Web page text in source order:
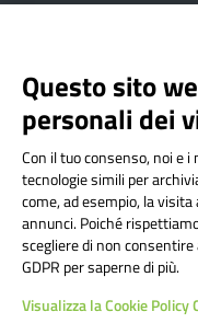
Dichiarazione di
Istituto
Via Cesare Bollea n.
Codice Fiscale:
TOIC84200D |
Questo sito
personali dei
Con il tuo consenso, noi e
tecnologie simili per
come, ad esempio, la
annunci. Poiché
scegliere di non consentire
GDPR per saperne di più.
Visualizza la Cookie Policy